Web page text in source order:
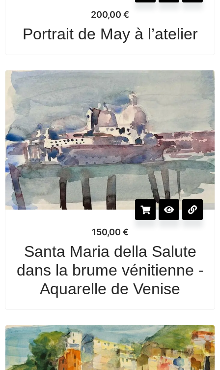
200,00 €
Portrait de May à l’atelier
150,00 €
Santa Maria della Salute
dans la brume vénitienne -
Aquarelle de Venise